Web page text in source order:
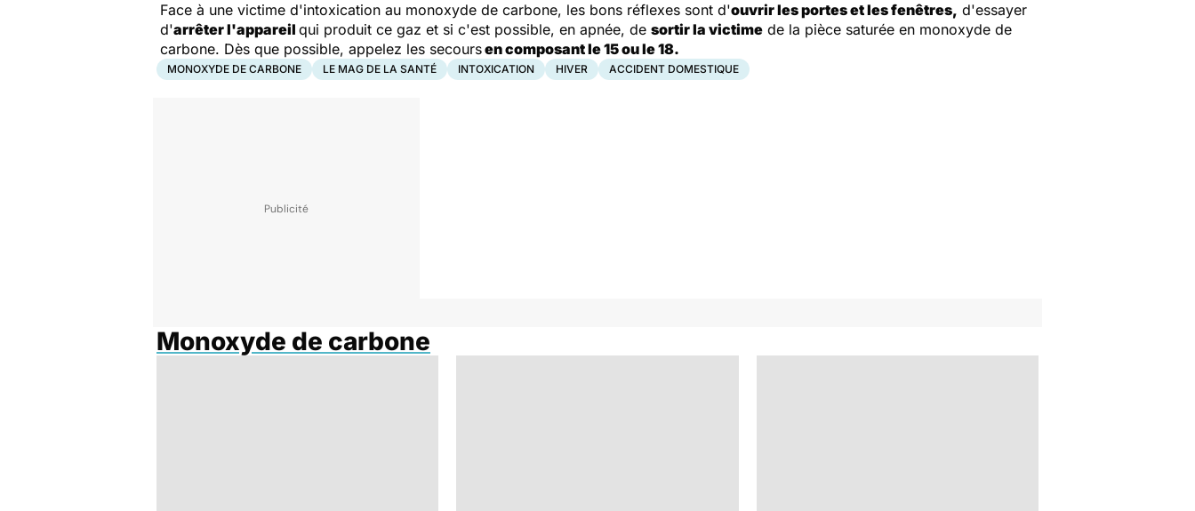
Face à une victime d'intoxication au monoxyde de carbone, les bons réflexes sont d'ouvrir les portes et les fenêtres, d'essayer
d'arrêter l'appareil qui produit ce gaz et si c'est possible, en apnée, de sortir la victime de la pièce saturée en monoxyde de
carbone. Dès que possible, appelez les secoursen composant le 15 ou le 18.
MONOXYDE DE CARBONE LE MAG DE LA SANTÉ INTOXICATION HIVER ACCIDENT DOMESTIQUE
Monoxyde de carbone